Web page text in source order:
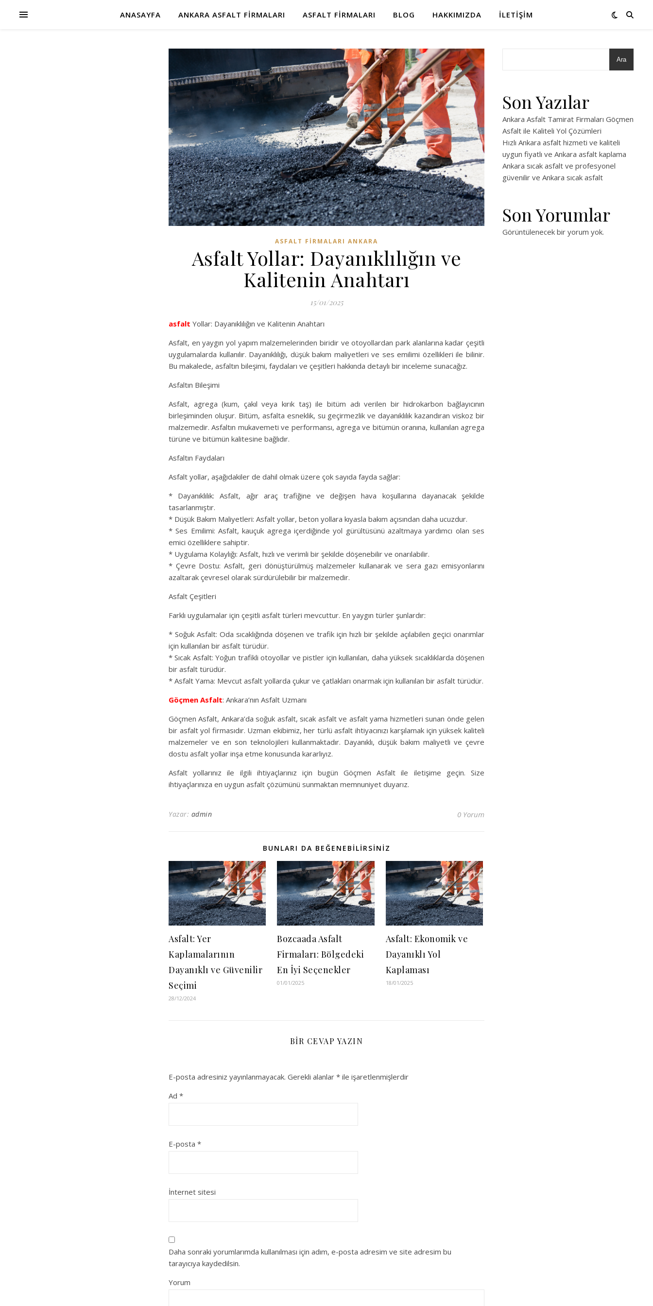
ANASAYFA ANKARA ASFALT FIRMALARI ASFALT FIRMALARI BLOG HAKKIMIZDA İLETIŞIM
ASFALT FIRMALARI ANKARA
Asfalt Yollar: Dayanıklılığın ve
Kalitenin Anahtarı
15/01/2025
asfalt Yollar: Dayanıklılığın ve Kalitenin Anahtarı
Asfalt, en yaygın yol yapım malzemelerinden biridir ve otoyollardan park alanlarına kadar çeşitli
uygulamalarda kullanılır. Dayanıklılığı, düşük bakım maliyetleri ve ses emilimi özellikleri ile bilinir.
Bu makalede, asfaltın bileşimi, faydaları ve çeşitleri hakkında detaylı bir inceleme sunacağız.
Asfaltın Bileşimi
Asfalt, agrega (kum, çakıl veya kırık taş) ile bitüm adı verilen bir hidrokarbon bağlayıcının
birleşiminden oluşur. Bitüm, asfalta esneklik, su geçirmezlik ve dayanıklılık kazandıran viskoz bir
malzemedir. Asfaltın mukavemeti ve performansı, agrega ve bitümün oranına, kullanılan agrega
türüne ve bitümün kalitesine bağlıdır.
Asfaltın Faydaları
Asfalt yollar, aşağıdakiler de dahil olmak üzere çok sayıda fayda sağlar:
* Dayanıklılık: Asfalt, ağır araç trafiğine ve değişen hava koşullarına dayanacak şekilde
tasarlanmıştır.
* Düşük Bakım Maliyetleri: Asfalt yollar, beton yollara kıyasla bakım açısından daha ucuzdur.
* Ses Emilimi: Asfalt, kauçuk agrega içerdiğinde yol gürültüsünü azaltmaya yardımcı olan ses
emici özelliklere sahiptir.
* Uygulama Kolaylığı: Asfalt, hızlı ve verimli bir şekilde döşenebilir ve onarılabilir.
* Çevre Dostu: Asfalt, geri dönüştürülmüş malzemeler kullanarak ve sera gazı emisyonlarını
azaltarak çevresel olarak sürdürülebilir bir malzemedir.
Asfalt Çeşitleri
Farklı uygulamalar için çeşitli asfalt türleri mevcuttur. En yaygın türler şunlardır:
* Soğuk Asfalt: Oda sıcaklığında döşenen ve trafik için hızlı bir şekilde açılabilen geçici onarımlar
için kullanılan bir asfalt türüdür.
* Sıcak Asfalt: Yoğun trafikli otoyollar ve pistler için kullanılan, daha yüksek sıcaklıklarda döşenen
bir asfalt türüdür.
* Asfalt Yama: Mevcut asfalt yollarda çukur ve çatlakları onarmak için kullanılan bir asfalt türüdür.
Göçmen Asfalt: Ankara’nın Asfalt Uzmanı
Göçmen Asfalt, Ankara’da soğuk asfalt, sıcak asfalt ve asfalt yama hizmetleri sunan önde gelen
bir asfalt yol firmasıdır. Uzman ekibimiz, her türlü asfalt ihtiyacınızı karşılamak için yüksek kaliteli
malzemeler ve en son teknolojileri kullanmaktadır. Dayanıklı, düşük bakım maliyetli ve çevre
dostu asfalt yollar inşa etme konusunda kararlıyız.
Asfalt yollarınız ile ilgili ihtiyaçlarınız için bugün Göçmen Asfalt ile iletişime geçin. Size
ihtiyaçlarınıza en uygun asfalt çözümünü sunmaktan memnuniyet duyarız.
Yazar: admin 0 Yorum
BUNLARI DA BEĞENEBILIRSINIZ
Asfalt: Yer
Kaplamalarının
Dayanıklı ve Güvenilir
Seçimi
28/12/2024
Bozcaada Asfalt
Firmaları: Bölgedeki
En İyi Seçenekler
01/01/2025
Asfalt: Ekonomik ve
Dayanıklı Yol
Kaplaması
18/01/2025
BIR CEVAP YAZIN
E-posta adresiniz yayınlanmayacak. Gerekli alanlar * ile işaretlenmişlerdir
Ad *
E-posta *
İnternet sitesi
Daha sonraki yorumlarımda kullanılması için adım, e-posta adresim ve site adresim bu
tarayıcıya kaydedilsin.
Yorum
Ara
Son Yazılar
Ankara Asfalt Tamirat Firmaları Göçmen
Asfalt ile Kaliteli Yol Çözümleri
Hızlı Ankara asfalt hizmeti ve kaliteli
uygun fiyatlı ve Ankara asfalt kaplama
Ankara sıcak asfalt ve profesyonel
güvenilir ve Ankara sıcak asfalt
Son Yorumlar
Görüntülenecek bir yorum yok.